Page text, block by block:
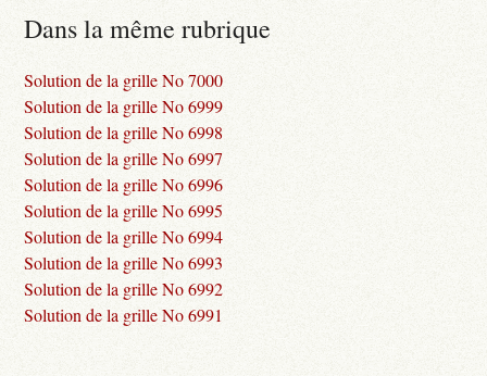
Dans la même rubrique
Solution de la grille No 7000
Solution de la grille No 6999
Solution de la grille No 6998
Solution de la grille No 6997
Solution de la grille No 6996
Solution de la grille No 6995
Solution de la grille No 6994
Solution de la grille No 6993
Solution de la grille No 6992
Solution de la grille No 6991